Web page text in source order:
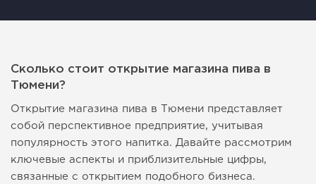
Сколько стоит открытие магазина пива в
Тюмени?
Открытие магазина пива в Тюмени представляет
собой перспективное предприятие, учитывая
популярность этого напитка. Давайте рассмотрим
ключевые аспекты и приблизительные цифры,
связанные с открытием подобного бизнеса.